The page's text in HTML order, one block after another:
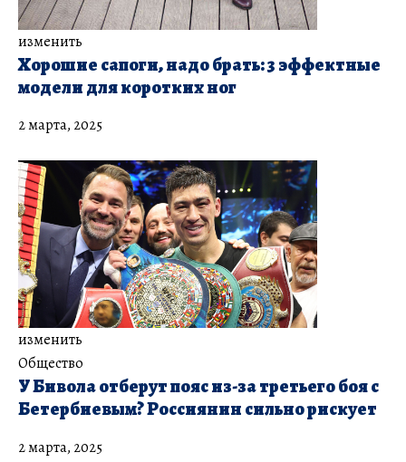
изменить
Хорошие сапоги, надо брать: 3 эффектные
модели для коротких ног
2 марта, 2025
изменить
Общество
У Бивола отберут пояс из-за третьего боя с
Бетербиевым? Россиянин сильно рискует
2 марта, 2025